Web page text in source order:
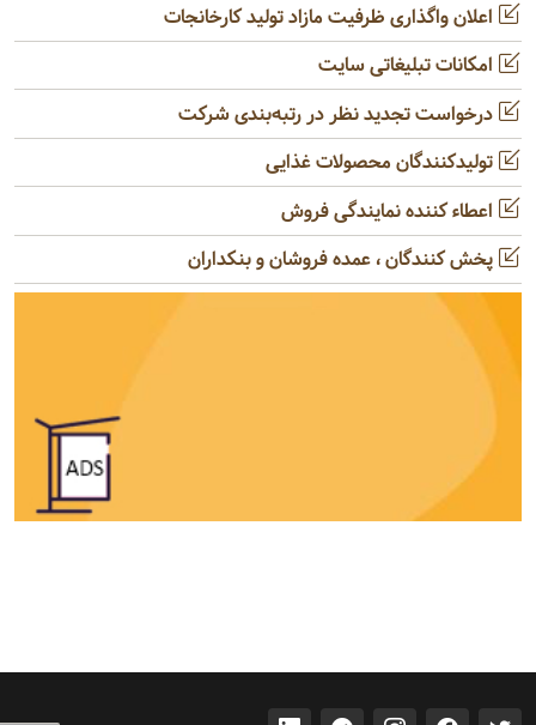
اعلان واگذاری ظرفیت مازاد تولید کارخانجات
امکانات تبلیغاتی سایت
درخواست تجدید نظر در رتبه‌بندی شرکت
تولیدکنندگان محصولات غذایی
اعطاء کننده نمایندگی فروش
پخش کنندگان ، عمده فروشان و بنکداران